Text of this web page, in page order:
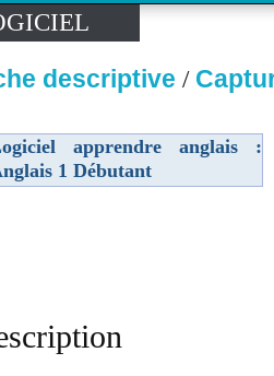
descriptive /
apprendre anglais :
1 Débutant